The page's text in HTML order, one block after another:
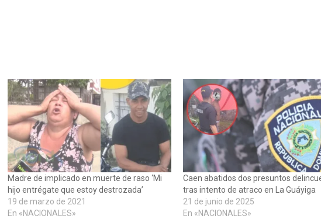
Madre de implicado en muerte de raso ‘Mi
hijo entrégate que estoy destrozada’
19 de marzo de 2021
En «NACIONALES»
Caen abatidos dos presuntos
tras intento de atraco en La Guáyiga
21 de junio de 2025
En «NACIONALES»